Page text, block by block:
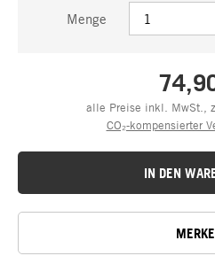
Menge
alle Preise inkl. MwSt.,
CO₂-kompensierter
IN DEN